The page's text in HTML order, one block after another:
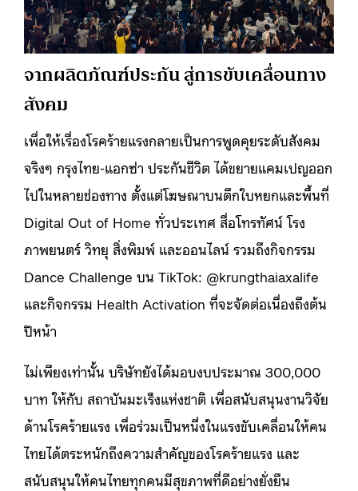
จากผลิตภัณฑ์ประกัน สู่การขับเคลื่อนทาง
สังคม
เพื่อให้เรื่องโรคร้ายแรงกลายเป็นการพูดคุยระดับสังคม
จริงๆ กรุงไทย-แอกซ่า ประกันชีวิต ได้ขยายแคมเปญออก
ไปในหลายช่องทาง ตั้งแต่โฆษณาบนตึกใบหยกและพื้นที่
Digital Out of Home ทั่วประเทศ สื่อโทรทัศน์ โรง
ภาพยนตร์ วิทยุ สิ่งพิมพ์ และออนไลน์ รวมถึงกิจกรรม
Dance Challenge บน TikTok: @krungthaiaxalife
และกิจกรรม Health Activation ที่จะจัดต่อเนื่องถึงต้น
ปีหน้า
ไม่เพียงเท่านั้น บริษัทยังได้มอบงบประมาณ 300,000
บาท ให้กับ สถาบันมะเร็งแห่งชาติ เพื่อสนับสนุนงานวิจัย
ด้านโรคร้ายแรง เพื่อร่วมเป็นหนึ่งในแรงขับเคลื่อนให้คน
ไทยได้ตระหนักถึงความสำคัญของโรคร้ายแรง และ
สนับสนุนให้คนไทยทุกคนมีสุขภาพที่ดีอย่างยั่งยืน